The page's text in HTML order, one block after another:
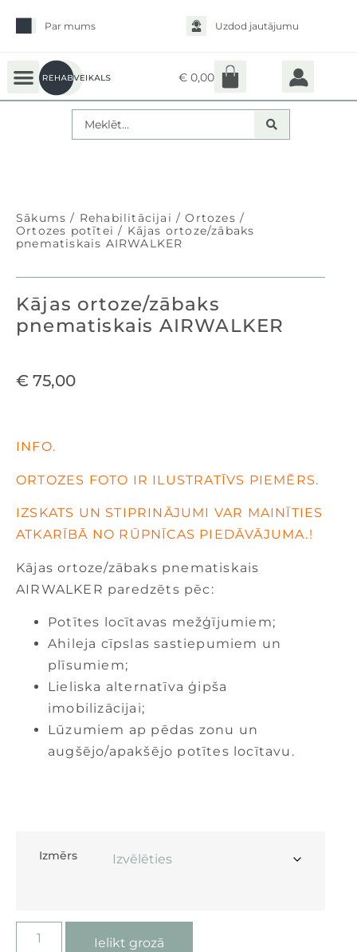
Par mums Uzdod jautājumu
€ 0,00
Sākums / rehabilitācijai / Ortozes /
Ortozes potītei / Kājas ortoze/zābaks
pnematiskais AIRWALKER
Kājas ortoze/zābaks
pnematiskais AIRWALKER
€ 75,00
INFO.
ORTOZES FOTO IR ILUSTRATĪVS PIEMĒRS.
IZSKATS UN STIPRINĀJUMI VAR MAINĪTIES
ATKARĪBĀ NO RŪPNĪCAS PIEDĀVĀJUMA.!
Kājas ortoze/zābaks pnematiskais
AIRWALKER paredzēts pēc:
Potītes locītavas mežģījumiem;
Ahileja cīpslas sastiepumiem un
plīsumiem;
Lieliska alternatīva ģipša
imobilizācijai;
Lūzumiem ap pēdas zonu un
augšējo/apakšējo potītes locītavu.
Izmērs
Ielikt grozā